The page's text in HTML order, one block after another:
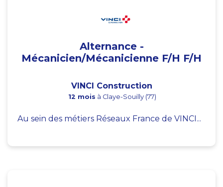
Alternance -
Mécanicien/Mécanicienne F/H F/H
VINCI Construction
12 mois à Claye-Souilly (77)
Au sein des métiers Réseaux France de VINCI...